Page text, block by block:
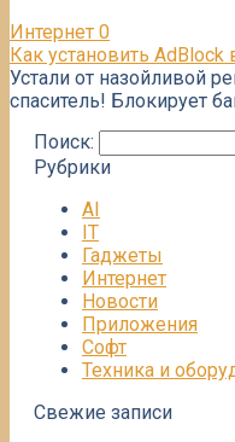
Интернет 0
Как установить AdBlock
Устали от назойливой
спаситель! Блокирует
Поиск:
Рубрики
AI
IT
Гаджеты
Интернет
Новости
Приложения
Софт
Техника и
Свежие записи